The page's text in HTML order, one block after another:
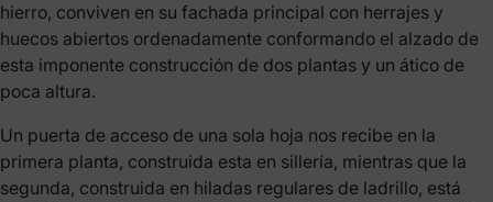
hierro, conviven en su fachada principal con herrajes y
huecos abiertos ordenadamente conformando el alzado de
esta imponente construcción de dos plantas y un ático de
poca altura.
Un puerta de acceso de una sola hoja nos recibe en la
primera planta, construida esta en sillería, mientras que la
segunda, construida en hiladas regulares de ladrillo, está